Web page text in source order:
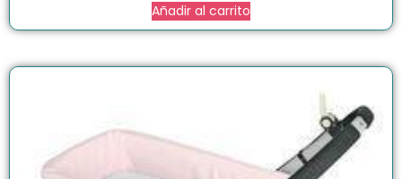
Añadir al carrito